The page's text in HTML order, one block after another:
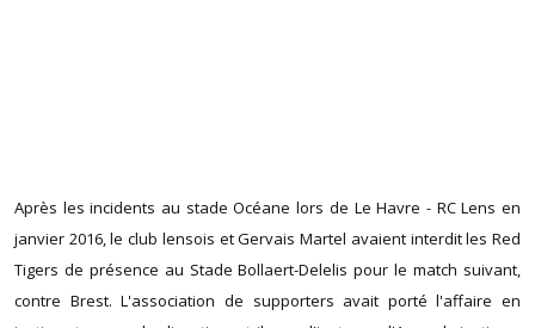
Après les incidents au stade Océane lors de Le Havre - RC Lens en
janvier 2016, le club lensois et Gervais Martel avaient interdit les Red
Tigers de présence au Stade Bollaert-Delelis pour le match suivant,
contre Brest. L'association de supporters avait porté l'affaire en